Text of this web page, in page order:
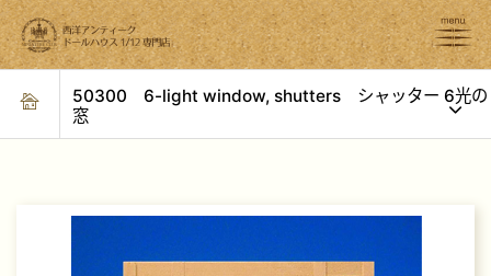
50300 6-light window, shutters シャッター 6光の
窓